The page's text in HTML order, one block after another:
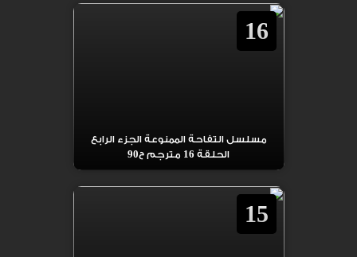
16
مسلسل التفاحة الممنوعة الجزء الرابع
الحلقة 16 مترجم ح90
15